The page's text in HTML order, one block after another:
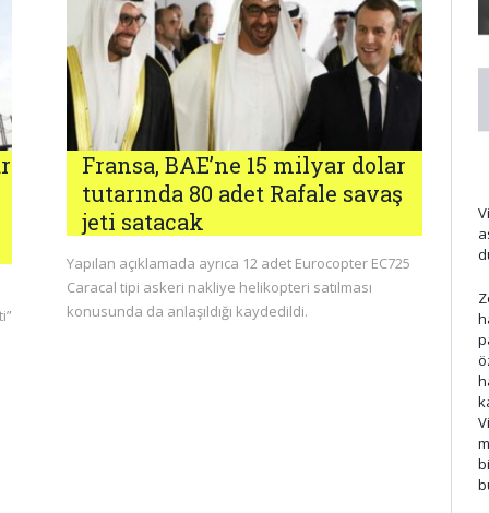
Fransa, BAE’ne 15 milyar dolar
tutarında 80 adet Rafale savaş
jeti satacak
Yapılan açıklamada ayrıca 12 adet Eurocopter EC725
Caracal tipi askeri nakliye helikopteri satılması
konusunda da anlaşıldığı kaydedildi.